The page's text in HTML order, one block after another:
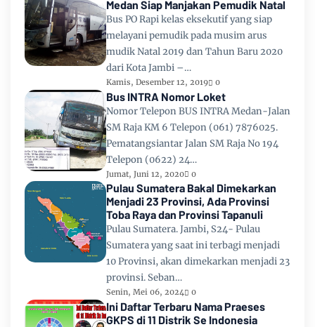
Medan Siap Manjakan Pemudik Natal
Bus PO Rapi kelas eksekutif yang siap
melayani pemudik pada musim arus
mudik Natal 2019 dan Tahun Baru 2020
dari Kota Jambi –…
Kamis, Desember 12, 2019 0
Bus INTRA Nomor Loket
Nomor Telepon BUS INTRA Medan-Jalan
SM Raja KM 6 Telepon (061) 7876025.
Pematangsiantar Jalan SM Raja No 194
Telepon (0622) 24…
Jumat, Juni 12, 2020 0
Pulau Sumatera Bakal Dimekarkan
Menjadi 23 Provinsi, Ada Provinsi
Toba Raya dan Provinsi Tapanuli
Pulau Sumatera. Jambi, S24- Pulau
Sumatera yang saat ini terbagi menjadi
10 Provinsi, akan dimekarkan menjadi 23
provinsi. Seban…
Senin, Mei 06, 2024 0
Ini Daftar Terbaru Nama Praeses
GKPS di 11 Distrik Se Indonesia